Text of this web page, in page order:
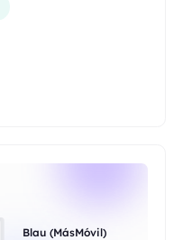
Blau (MásMóvil)